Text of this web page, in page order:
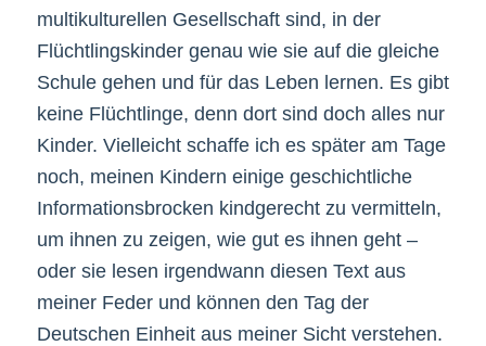
multikulturellen Gesellschaft sind, in der
Flüchtlingskinder genau wie sie auf die gleiche
Schule gehen und für das Leben lernen. Es gibt
keine Flüchtlinge, denn dort sind doch alles nur
Kinder. Vielleicht schaffe ich es später am Tage
noch, meinen Kindern einige geschichtliche
Informationsbrocken kindgerecht zu vermitteln,
um ihnen zu zeigen, wie gut es ihnen geht –
oder sie lesen irgendwann diesen Text aus
meiner Feder und können den Tag der
Deutschen Einheit aus meiner Sicht verstehen.